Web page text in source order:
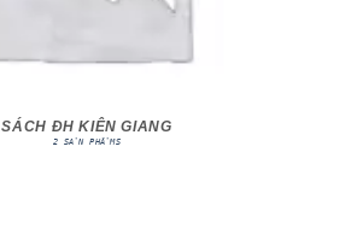
SÁCH ĐH KIÊN GIANG
2 SẢN PHẨMS